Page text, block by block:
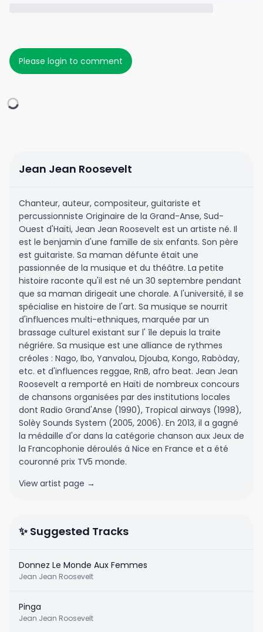
Please login to comment
Jean Jean Roosevelt
Chanteur, auteur, compositeur, guitariste et
percussionniste Originaire de la Grand-Anse, Sud-
Ouest d'Haïti, Jean Jean Roosevelt est un artiste né. Il
est le benjamin d'une famille de six enfants. Son père
est guitariste. Sa maman défunte était une
passionnée de la musique et du théâtre. La petite
histoire raconte qu'il est né un 30 septembre pendant
que sa maman dirigeait une chorale. A l'université, il se
spécialise en histoire de l'art. Sa musique se nourrit
d'influences multi-ethniques, marquée par un
brassage culturel existant sur l' île depuis la traite
négriére. Sa musique est une alliance de rythmes
créoles : Nago, Ibo, Yanvalou, Djouba, Kongo, Rabòday,
etc. et d'influences reggae, RnB, afro beat. Jean Jean
Roosevelt a remporté en Haïti de nombreux concours
de chansons organisées par des institutions locales
dont Radio Grand'Anse (1990), Tropical airways (1998),
Solèy Sounds System (2005, 2006). En 2013, il a gagné
la médaille d'or dans la catégorie chanson aux Jeux de
la Francophonie déroulés á Nice en France et a été
couronné prix TV5 monde.
View artist page →
✨ Suggested Tracks
Donnez Le Monde Aux Femmes
Jean Jean Roosevelt
Pinga
Jean Jean Roosevelt